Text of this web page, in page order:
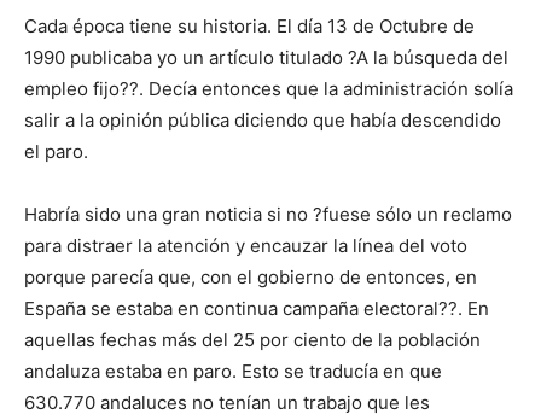
Cada época tiene su historia. El día 13 de Octubre de
1990 publicaba yo un artículo titulado ?A la búsqueda del
empleo fijo??. Decía entonces que la administración solía
salir a la opinión pública diciendo que había descendido
el paro.
Habría sido una gran noticia si no ?fuese sólo un reclamo
para distraer la atención y encauzar la línea del voto
porque parecía que, con el gobierno de entonces, en
España se estaba en continua campaña electoral??. En
aquellas fechas más del 25 por ciento de la población
andaluza estaba en paro. Esto se traducía en que
630.770 andaluces no tenían un trabajo que les